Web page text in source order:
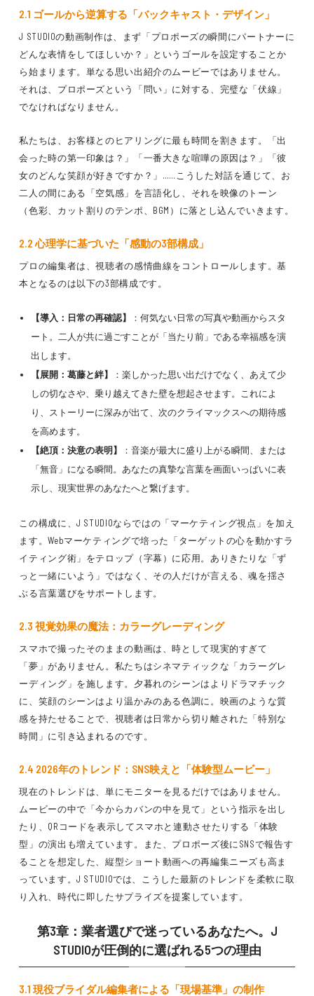
2.1 ゴールから逆算する「バックキャスト・デザイン」
J STUDIOの動画制作は、まず「プロポーズの瞬間にパートナーに
どんな表情をしてほしいか？」というゴールを設定することか
ら始まります。単なる思い出紹介のムービーではありません。
それは、プロポーズという「問い」に対する、完璧な「伏線」
でなければなりません。
私たちは、お客様とのヒアリングに最も時間を割きます。「出
会った時の第一印象は？」「一番大きな喧嘩の原因は？」「彼
女のどんな笑顔が好きですか？」……こうした対話を通じて、お
二人の間にある「空気感」を言語化し、それを映像のトーン
（色彩、カット割りのテンポ、BGM）に落とし込んでいきます。
2.2 心理学に基づいた「感動の3部構成」
プロの編集者は、視聴者の感情曲線をコントロールします。基
本となるのは以下の3部構成です。
【導入：日常の再確認】
：何気ない日常の写真や動画からスタ
ート。二人が共に過ごすことが「当たり前」である幸福感を演
出します。
【展開：葛藤と絆】
：楽しかった思い出だけでなく、あえて少
しの切なさや、乗り越えてきた壁を想起させます。これによ
り、ストーリーに深みが出て、次のクライマックスへの期待感
を高めます。
【絶頂：決意の表明】
：音楽が最大に盛り上がる瞬間、または
「無音」になる瞬間。あなたの真摯な言葉を画面いっぱいに表
示し、現実世界のあなたへと繋げます。
この構成に、J STUDIOならではの「マーケティング視点」を加え
ます。Webマーケティングで培った「ターゲットの心を動かすラ
イティング術」をテロップ（字幕）に応用。ありきたりな「ず
っと一緒にいよう」ではなく、その人だけが言える、魂を揺さ
ぶる言葉選びをサポートします。
2.3 視覚効果の魔法：カラーグレーディング
スマホで撮ったそのままの動画は、時として現実的すぎて
「夢」がありません。私たちはシネマティックな「カラーグレ
ーディング」を施します。夕暮れのシーンはよりドラマチック
に、笑顔のシーンはより温かみのある色調に。映画のような質
感を持たせることで、視聴者は日常から切り離された「特別な
時間」に引き込まれるのです。
2.4 2026年のトレンド：SNS映えと「体験型ムービー」
現在のトレンドは、単にモニターを見るだけではありません。
ムービーの中で「今からカバンの中を見て」という指示を出し
たり、QRコードを表示してスマホと連動させたりする「体験
型」の演出も増えています。また、プロポーズ後にSNSで報告す
ることを想定した、縦型ショート動画への再編集ニーズも高ま
っています。J STUDIOでは、こうした最新のトレンドを柔軟に取
り入れ、時代に即したサプライズを提案しています。
第3章：業者選びで迷っているあなたへ。J
STUDIOが圧倒的に選ばれる5つの理由
3.1 現役ブライダル編集者による「現場基準」の制作